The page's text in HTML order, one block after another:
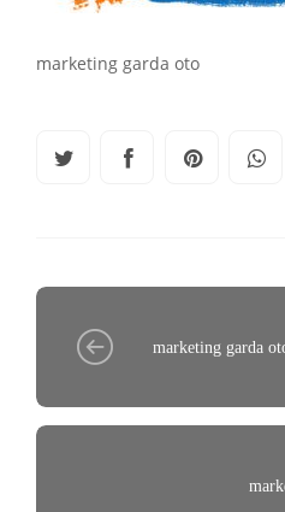
marketing garda oto
marketing garda